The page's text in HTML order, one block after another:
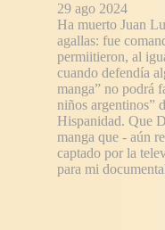
29 ago 2024
Ha muerto Juan
agallas: fue
permiitieron, al
cuando defendía
manga” no podrá
niños argentinos”
Hispanidad. Que
manga que - aún
captado por la
para mi